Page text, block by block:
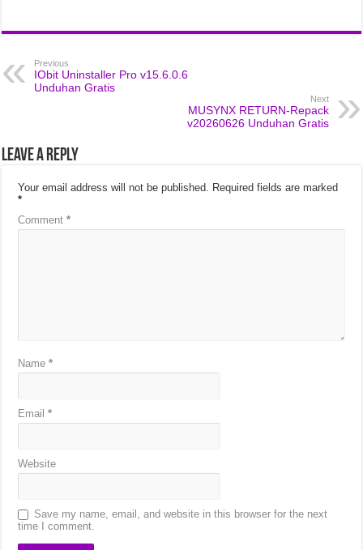
Previous
IObit Uninstaller Pro v15.6.0.6
Unduhan Gratis
Next
MUSYNX RETURN-Repack
v20260626 Unduhan Gratis
Leave a Reply
Your email address will not be published. Required fields are marked
*
Comment*
Name*
Email*
Website
Save my name, email, and website in this browser for the next
time I comment.